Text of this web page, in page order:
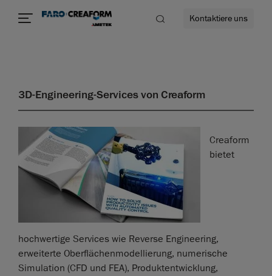
Kontaktiere uns
3D-Engineering-Services von Creaform
Creaform
bietet
hochwertige Services wie Reverse Engineering,
erweiterte Oberflächenmodellierung, numerische
Simulation (CFD und FEA), Produktentwicklung,